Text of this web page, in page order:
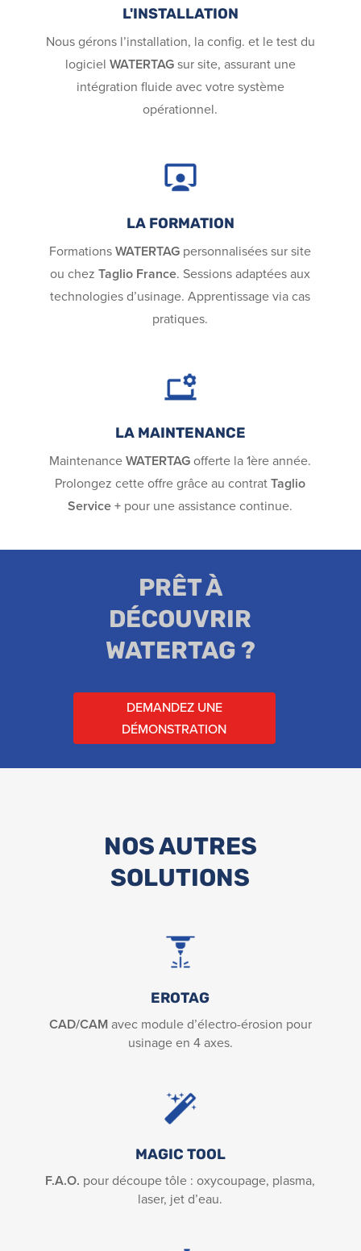
L'INSTALLATION
Nous gérons l’installation, la config. et le test du
logiciel WATERTAGsur site, assurant une
intégration fluide avec votre système
opérationnel.
LA FORMATION
FormationsWATERTAG personnalisées sur site
ou chezTaglio France. Sessions adaptées aux
technologies d’usinage. Apprentissage via cas
pratiques.
LA MAINTENANCE
MaintenanceWATERTAGofferte la 1ère année.
Prolongez cette offre grâce au contratTaglio
Service + pour une assistance continue.
PRÊT À
DÉCOUVRIR
WATERTAG ?
DEMANDEZ UNE
DÉMONSTRATION
NOS AUTRES
SOLUTIONS
EROTAG
CAD/CAMavec module d’électro-érosion pour
usinage en 4 axes.
MAGIC TOOL
F.A.O. pour découpe tôle : oxycoupage, plasma,
laser, jet d’eau.